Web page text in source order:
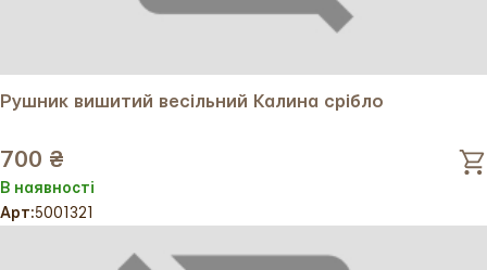
Рушник вишитий весільний Калина срібло
700 ₴
В наявності
Арт:5001321